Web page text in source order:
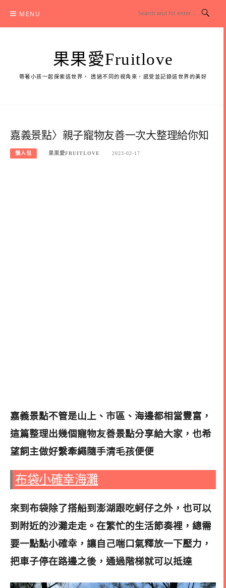
content
MENU
果果愛Fruitlove
帶著小孩一起探索這世界， 透過不同的視角來，感受並記錄這世界的美好
嘉義景點〉親子寵物友善一次大整理給你知
懶人包 果果愛FRUITLOVE 2023-02-17
嘉義景點不管是山上、市區、海邊都相當豐富，
這篇整理出幾個寵物友善景點分享給大家，也希
望飼主做好繫牽繩隨手清毛孩便便
布袋小確幸海灘
來到布袋除了搭船到澎湖跟吃蚵仔之外，也可以
到附近的沙灘走走。 在繁忙的生活節奏裡，總需
要一點點小確幸，讓自己喘口氣釋放一下壓力，
把車子停在路邊之後，通過階梯就可以抵達